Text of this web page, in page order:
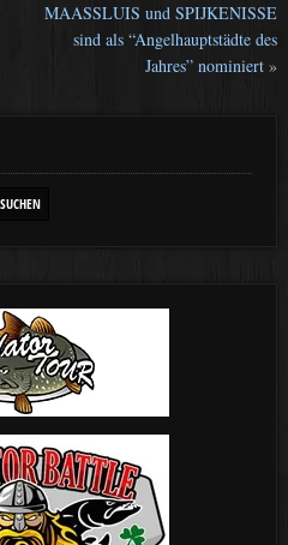
MAASSLUIS und SPIJKENISSE
sind als “Angelhauptstädte des
Jahres” nominiert »